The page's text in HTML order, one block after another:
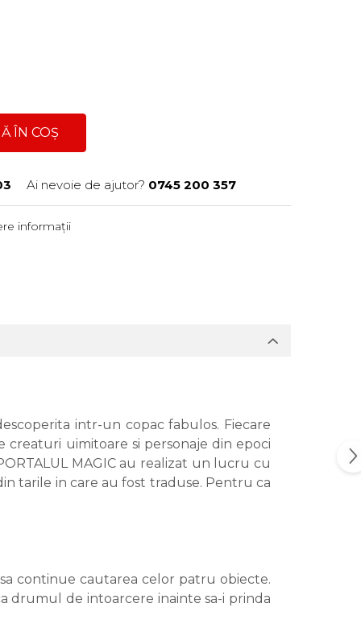
ÎN COȘ
Ai nevoie de ajutor? 0745 200 357
informații
intr-un copac fabulos. Fiecare
uimitoare si personaje din epoci
MAGIC au realizat un lucru cu
tarile in care au fost traduse. Pentru ca
continue cautarea celor patru obiecte.
drumul de intoarcere inainte sa-i prinda